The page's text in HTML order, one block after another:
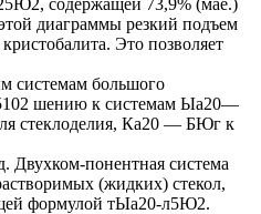
диаграммы резкий подъем
Это позволяет
системам большого
5102 шению к системам Ыа20—
стеклоделия, Ка20 — БЮг к
Двухком-понентная система
(жидких) стекол,
формулой тЫа20-л5Ю2.